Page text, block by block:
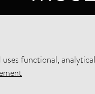
uses functional,